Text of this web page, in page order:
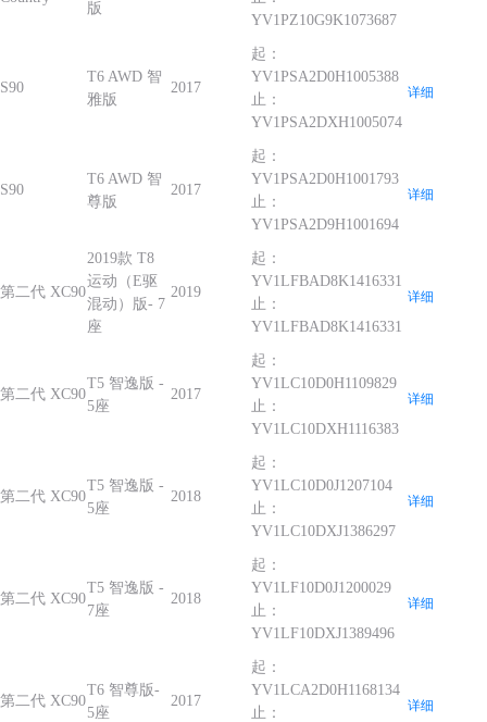
版
YV1PZ10G9K1073687
S90
T6 AWD 智
雅版
2017
起：
YV1PSA2D0H1005388
止：
YV1PSA2DXH1005074
详细
S90
T6 AWD 智
尊版
2017
起：
YV1PSA2D0H1001793
止：
YV1PSA2D9H1001694
详细
第二代 XC90
2019款 T8
运动（E驱
混动）版- 7
座
2019
起：
YV1LFBAD8K1416331
止：
YV1LFBAD8K1416331
详细
第二代 XC90
T5 智逸版 -
5座
2017
起：
YV1LC10D0H1109829
止：
YV1LC10DXH1116383
详细
第二代 XC90
T5 智逸版 -
5座
2018
起：
YV1LC10D0J1207104
止：
YV1LC10DXJ1386297
详细
第二代 XC90
T5 智逸版 -
7座
2018
起：
YV1LF10D0J1200029
止：
YV1LF10DXJ1389496
详细
第二代 XC90
T6 智尊版-
5座
2017
起：
YV1LCA2D0H1168134
止：
详细